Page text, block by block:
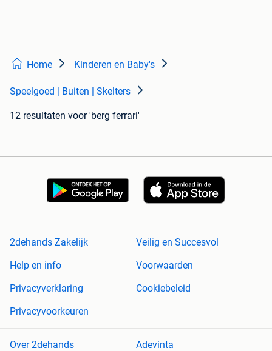
Home Kinderen en Baby's
Speelgoed | Buiten | Skelters
12 resultaten voor 'berg ferrari'
2dehands Zakelijk
Veilig en Succesvol
Help en info
Voorwaarden
Privacyverklaring
Cookiebeleid
Privacyvoorkeuren
Over 2dehands Adevinta